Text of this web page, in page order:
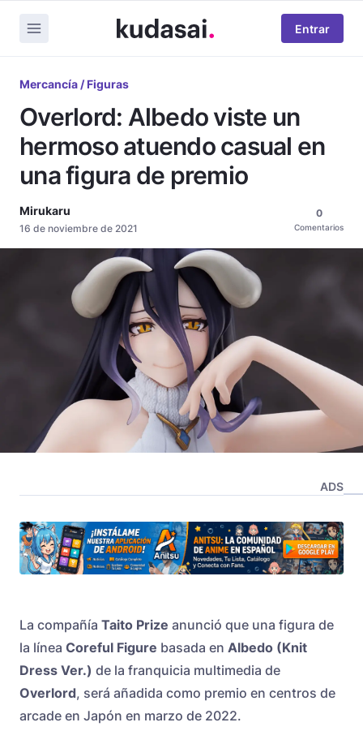
Entrar
Mercancía / Figuras
Overlord: Albedo viste un
hermoso atuendo casual en
una figura de premio
Mirukaru
16 de noviembre de 2021
0
Comentarios
ADS
La compañía Taito Prize anunció que una figura de
la línea Coreful Figure basada en Albedo (Knit
Dress Ver.) de la franquicia multimedia de
Overlord, será añadida como premio en centros de
arcade en Japón en marzo de 2022.